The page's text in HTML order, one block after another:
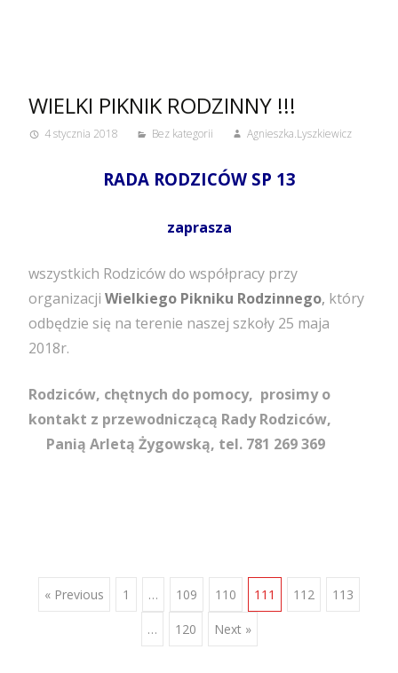
WIELKI PIKNIK RODZINNY !!!
4 stycznia 2018 Bez kategorii Agnieszka.Lyszkiewicz
RADARODZICÓW SP 13
zaprasza
wszystkich Rodziców do współpracy przy
organizacji Wielkiego Pikniku Rodzinnego, który
odbędzie się na terenie naszej szkoły 25 maja
2018r.
Rodziców, chętnych do pomocy, prosimy o
kontakt z przewodniczącą Rady Rodziców,
Panią Arletą Żygowską, tel. 781 269 369
Posts
navigation
« Previous 1 … 109 110 111 112 113
… 120 Next »